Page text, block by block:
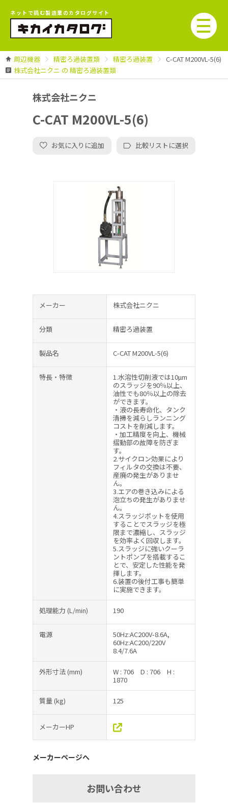
ネットで読む製造業のカタログサイト
周辺機器 精密ろ過装置類 精密ろ過装置
C-CAT M200VL-5(6)
株式会社ニクニ の 精密ろ過装置類
株式会社ニクニ
C-CAT M200VL-5(6)
お気に入りに追加 比較リストに選択
メーカー 株式会社ニクニ
分類 精密ろ過装置
製品名 C-CAT M200VL-5(6)
特長・特徴
1.水溶性切削液では10µm
のスラッジを90％以上、
油性でも80％以上の除去
ができます。
・液の長寿命化、タンク
清掃を減らしランニング
コストを削減します。
・加工精度を向上、機械
摺動部の故障を防ぎま
す。
2.サイクロン効果により
フィルタの交換は不要、
産廃の発生がありませ
ん。
3.エアの巻き込みによる
泡立ちの発生がありませ
ん。
4.スラッジポットを使用
することでスラッジを極
限まで濃縮し、スラッジ
を効率よく回収します。
5.スラッジに強いクーラ
ントポンプを搭載するこ
とで、安定した性能を発
揮します。
6.装置の後付工事も簡単
に実施できます。
処理能力 (L/min) 190
電源
50Hz:AC200V-8.6A,
60Hz:AC200/220V
8.4/7.6A
外形寸法(mm) W : 706 D : 706
H :
1870
質量(kg) 125
メーカーHP
メーカーページへ
お問い合わせ